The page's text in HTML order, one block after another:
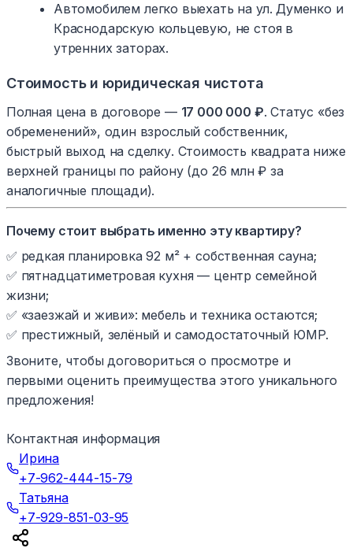
Автомобилем легко выехать на ул. Думенко и
Краснодарскую кольцевую, не стоя в
утренних заторах.
Стоимость и юридическая чистота
Полная цена в договоре — 17 000 000 ₽. Статус «без
обременений», один взрослый собственник,
быстрый выход на сделку. Стоимость квадрата ниже
верхней границы по району (до 26 млн ₽ за
аналогичные площади).
Почему стоит выбрать именно эту квартиру?
✅ редкая планировка 92 м² + собственная сауна;
✅ пятнадцатиметровая кухня — центр семейной
жизни;
✅ «заезжай и живи»: мебель и техника остаются;
✅ престижный, зелёный и самодостаточный ЮМР.
Звоните, чтобы договориться о просмотре и
первыми оценить преимущества этого уникального
предложения!
Контактная информация
Ирина
+7-962-444-15-79
Татьяна
+7-929-851-03-95